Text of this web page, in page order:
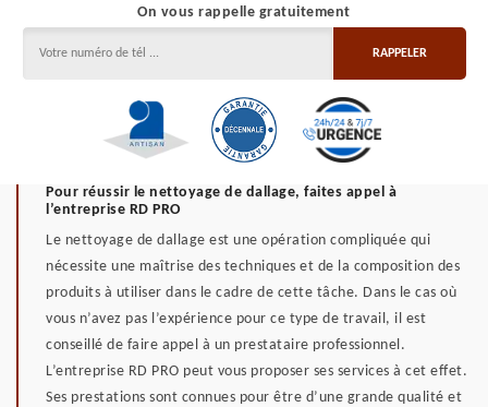
On vous rappelle gratuitement
Pour réussir le nettoyage de dallage, faites appel à
l’entreprise RD PRO
Le nettoyage de dallage est une opération compliquée qui
nécessite une maîtrise des techniques et de la composition des
produits à utiliser dans le cadre de cette tâche. Dans le cas où
vous n’avez pas l’expérience pour ce type de travail, il est
conseillé de faire appel à un prestataire professionnel.
L’entreprise RD PRO peut vous proposer ses services à cet effet.
Ses prestations sont connues pour être d’une grande qualité et